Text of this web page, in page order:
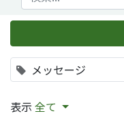
メッセージ
表示 全て